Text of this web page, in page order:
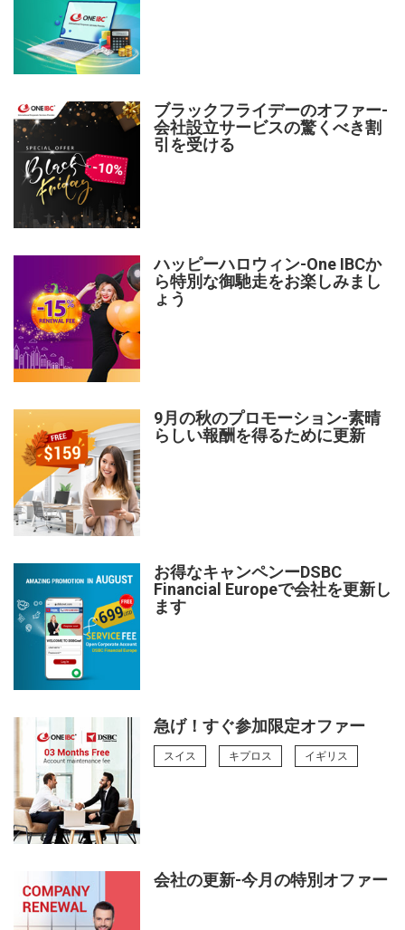
ブラックフライデーのオファー-
会社設立サービスの驚くべき割
引を受ける
ハッピーハロウィン-One IBCか
ら特別な御馳走をお楽しみまし
ょう
9月の秋のプロモーション-素晴
らしい報酬を得るために更新
お得なキャンペンーDSBC
Financial Europeで会社を更新し
ます
急げ！すぐ参加限定オファー
スイス キプロス イギリス
会社の更新-今月の特別オファー